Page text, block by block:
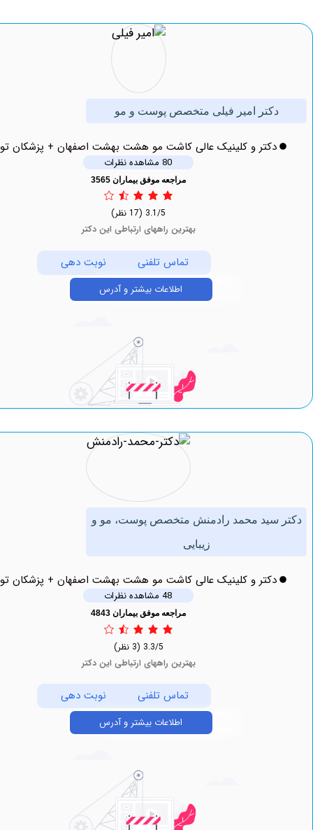
امیر فیلی متخصص پوست و مو
دکتر و کلینیک عالی کاشت مو هشت بهشت اصفهان + پزشکان توحید
مراجعه موفق بیماران 3565
بهترین راههای ارتباطی این دکتر
تماس تلفنی نوبت دهی
اطلاعات بیشتر و آدرس
سید محمد رادمنش متخصص پوست، مو و
دکتر و کلینیک عالی کاشت مو هشت بهشت اصفهان + پزشکان توحید
مراجعه موفق بیماران 4843
بهترین راههای ارتباطی این دکتر
تماس تلفنی نوبت دهی
اطلاعات بیشتر و آدرس